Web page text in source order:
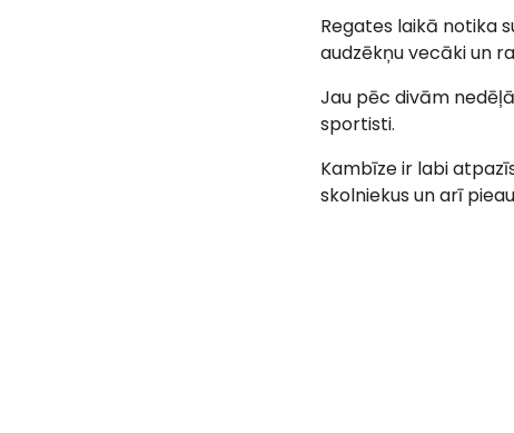
Regates laikā notika
audzēkņu vecāki un
Jau pēc divām
sportisti.
Kambīze ir labi
skolniekus un arī